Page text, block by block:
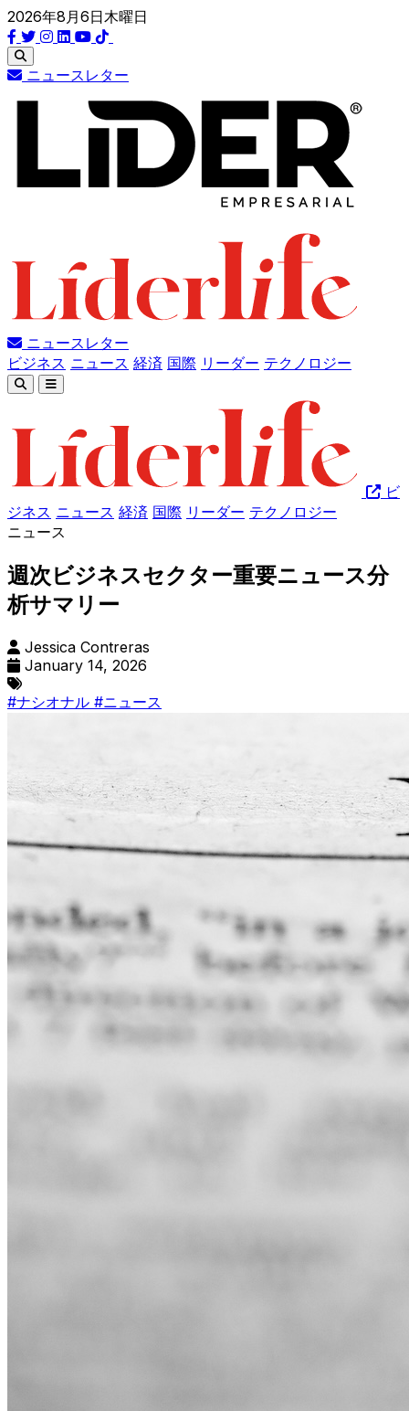
2026年8月6日木曜日
ニュースレター
ニュースレター
ビジネス ニュース 経済 国際 リーダー テクノロジー
ビ
ジネス ニュース 経済 国際 リーダー テクノロジー
ニュース
週次ビジネスセクター重要ニュース分
析サマリー
Jessica Contreras
January 14, 2026
#ナシオナル #ニュース